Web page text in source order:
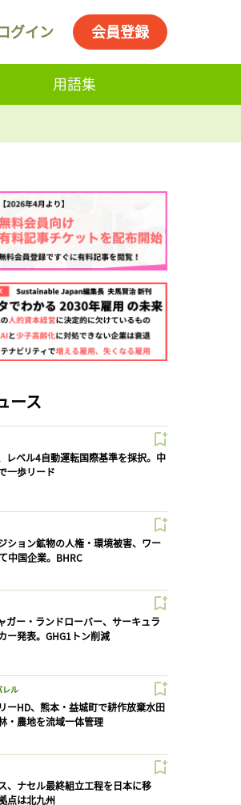
グイン 会員登録
用語集
ース
レベル4自動運転国際基準を採択。中
一歩リード
ション鉱物の人権・環境被害、ワー
中国企業。BHRC
ガー・ランドローバー、サーキュラ
ー発表。GHG1トン削減
レル
ーHD、熊本・益城町で耕作放棄水田
・農地を流域一体管理
、ナセル最終組立工程を日本に移
点は北九州